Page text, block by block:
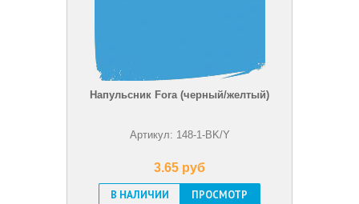
Напульсник Fora (черный/желтый)
Артикул: 148-1-BK/Y
3.65 pуб
В НАЛИЧИИ
ПРОСМОТР